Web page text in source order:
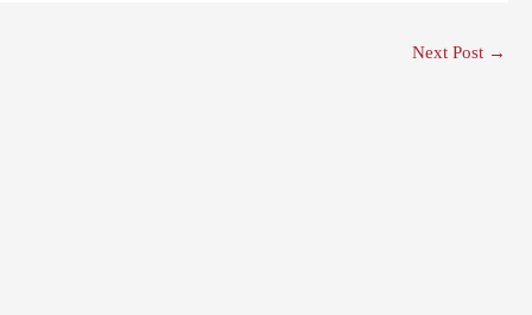
Next Post →